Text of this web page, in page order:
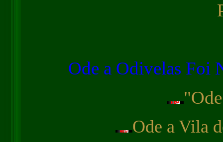
Ode a Odivelas Foi
Ode a Vila